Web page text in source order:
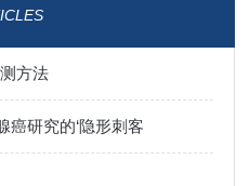
方法
癌研究的‘隐形刺客